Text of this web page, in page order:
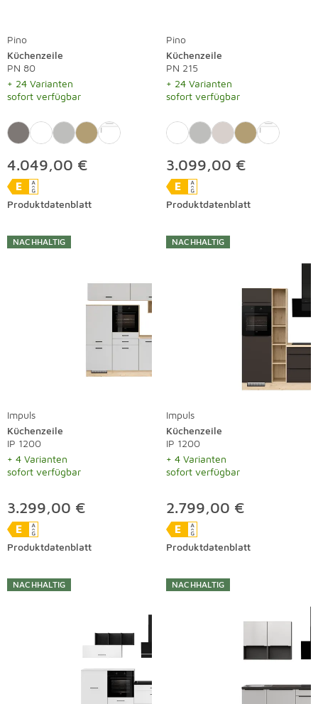
Pino
Küchenzeile
PN 80
+ 24 Varianten
sofort verfügbar
4.049,00 €
Produktdatenblatt
Pino
Küchenzeile
PN 215
+ 24 Varianten
sofort verfügbar
3.099,00 €
Produktdatenblatt
NACHHALTIG
Impuls
Küchenzeile
IP 1200
+ 4 Varianten
sofort verfügbar
3.299,00 €
Produktdatenblatt
NACHHALTIG
Impuls
Küchenzeile
IP 1200
+ 4 Varianten
sofort verfügbar
2.799,00 €
Produktdatenblatt
NACHHALTIG NACHHALTIG